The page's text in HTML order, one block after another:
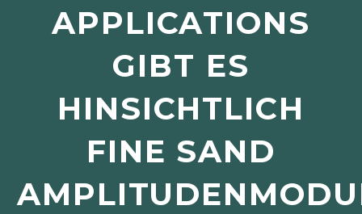
APPLICATIONS
GIBT ES
HINSICHTLICH
FINE SAND